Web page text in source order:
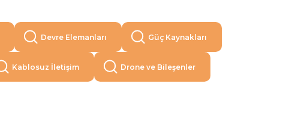
Devre Elemanları Güç Kaynakları
Kablosuz İletişim Drone ve Bileşenler